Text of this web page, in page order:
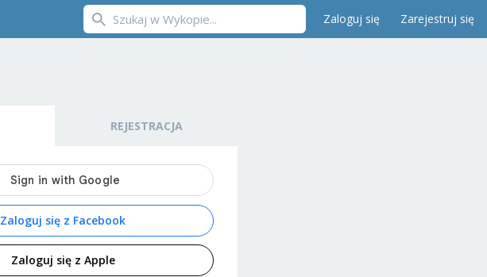
Zaloguj się Zarejestruj się
REJESTRACJA
Zaloguj się z Facebook
Zaloguj się z Apple